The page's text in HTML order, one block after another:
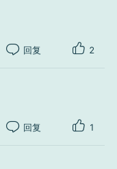
回复 2
回复 1